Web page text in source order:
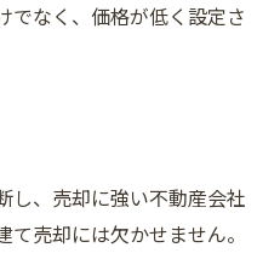
でなく、価格が低く設定さ
し、売却に強い不動産会社
売却には欠かせません。